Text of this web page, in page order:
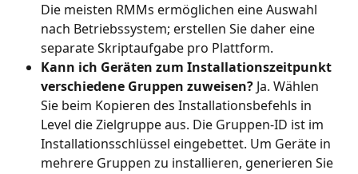
Die meisten RMMs ermöglichen eine Auswahl
nach Betriebssystem; erstellen Sie daher eine
separate Skriptaufgabe pro Plattform.
Kann ich Geräten zum Installationszeitpunkt
verschiedene Gruppen zuweisen? Ja. Wählen
Sie beim Kopieren des Installationsbefehls in
Level die Zielgruppe aus. Die Gruppen-ID ist im
Installationsschlüssel eingebettet. Um Geräte in
mehrere Gruppen zu installieren, generieren Sie